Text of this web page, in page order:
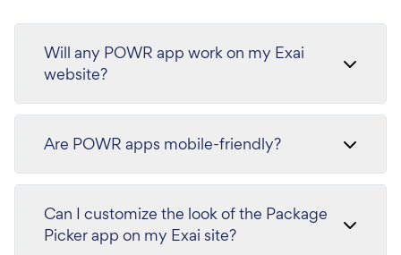
Will any POWR app work on my Exai
website?
Are POWR apps mobile-friendly?
Can I customize the look of the Package
Picker app on my Exai site?